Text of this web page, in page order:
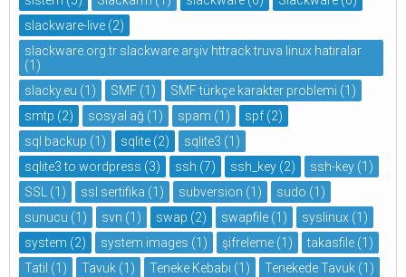
slackware-live (2)
slackware.org.tr slackware arşiv httrack truva linux hatıralar
(1)
slacky.eu (1) SMF (1) SMF türkçe karakter problemi (1)
smtp (2) sosyal ağ (1) spam (1) spf (2)
sql backup (1) sqlite (2) sqlite3 (1)
sqlite3 to wordpress (3) ssh (7) ssh_key (2) ssh-key (1)
SSL
(1) ssl sertifika (1) subversion (1) sudo (1)
sunucu (1) svn (1) swap (2) swapfile (1) syslinux (1)
system (2) system images (1) şifreleme (1) takasfile (1)
Tatil (1) Tavuk (1) Teneke Kebabı (1) Tenekede Tavuk (1)